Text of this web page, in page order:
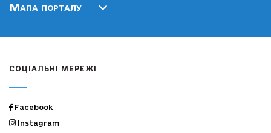
Мапа порталу
СОЦІАЛЬНІ МЕРЕЖІ
Facebook
Instagram